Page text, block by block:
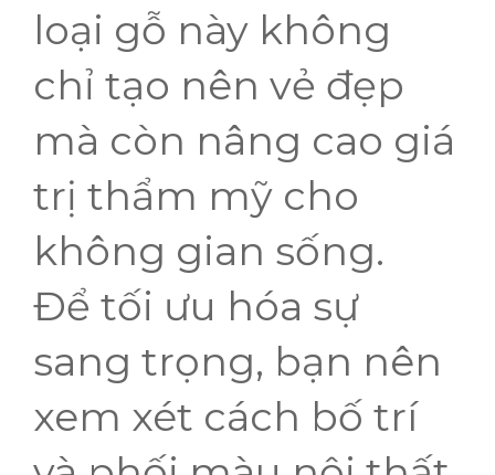
loại gỗ này không
chỉ tạo nên vẻ đẹp
mà còn nâng cao giá
trị thẩm mỹ cho
không gian sống.
Để tối ưu hóa sự
sang trọng, bạn nên
xem xét cách bố trí